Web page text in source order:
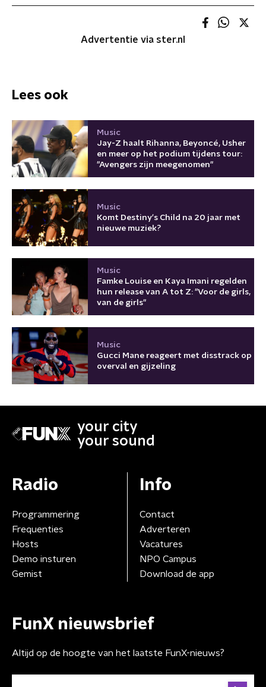
Advertentie via ster.nl
Lees ook
Music
Jay-Z haalt Rihanna, Beyoncé, Usher
en meer op het podium tijdens tour:
"Avengers zijn meegenomen"
Music
Komt Destiny's Child na 20 jaar met
nieuwe muziek?
Music
Famke Louise en Kaya Imani regelden
hun release van A tot Z: "Voor de girls,
van de girls"
Music
Gucci Mane reageert met disstrack op
overval en gijzeling
your city
your sound
Radio
Programmering
Frequenties
Hosts
Demo insturen
Gemist
Info
Contact
Adverteren
Vacatures
NPO Campus
Download de app
FunX nieuwsbrief
Altijd op de hoogte van het laatste FunX-nieuws?